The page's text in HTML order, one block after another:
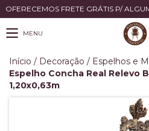
OFERECEMOS FRETE GRÁTIS P/
MENU
Início / Decoração / Espelhos e
Espelho Concha Real Relevo
1,20x0,63m